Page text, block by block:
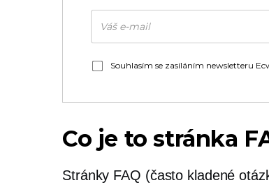
Souhlasím se zasíláním newsletteru
Co je to stránka
Stránky FAQ (často kladené